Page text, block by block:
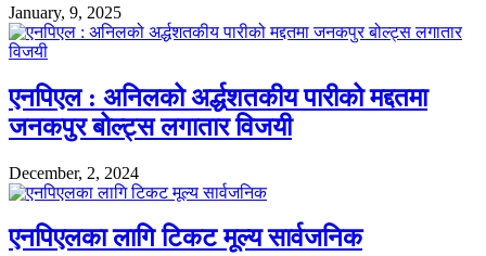
January, 9, 2025
एनपिएल : अनिलको अर्द्धशतकीय पारीको मद्दतमा
जनकपुर बोल्ट्स लगातार विजयी
December, 2, 2024
एनपिएलका लागि टिकट मूल्य सार्वजनिक